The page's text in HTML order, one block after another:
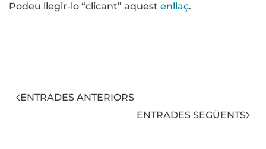
Podeu llegir-lo “clicant” aquest enllaç.
ENTRADES ANTERIORS
ENTRADES SEGÜENTS